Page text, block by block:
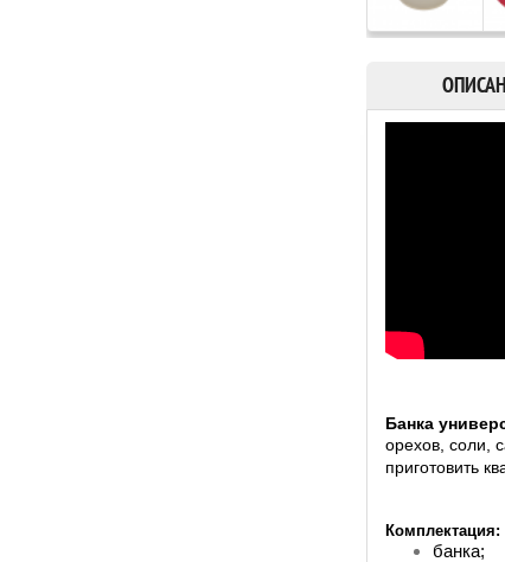
Банка
орехов, соли,
приготовить
Комплектация:
банка;